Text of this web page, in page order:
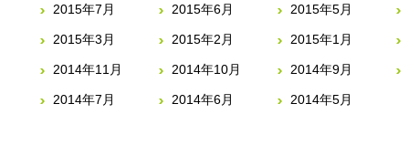
2015年7月 2015年6月 2015年5月
2015年3月 2015年2月 2015年1月
2014年11月 2014年10月 2014年9月
2014年7月 2014年6月 2014年5月